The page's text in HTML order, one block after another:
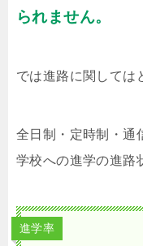
られません。
では進路に関しては
全日制・定時制・通
学校への進学の進路
進学率